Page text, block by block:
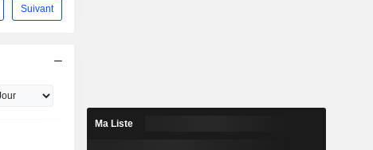
Suivant
Ma Liste